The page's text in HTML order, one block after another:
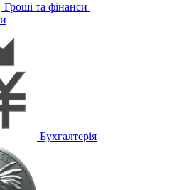
Гроші та фінанси
Бухгалтерія